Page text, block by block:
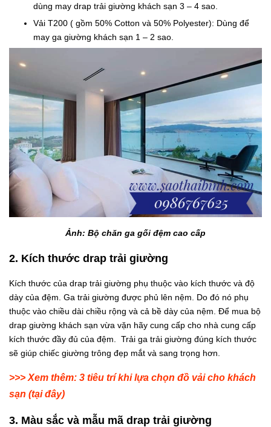
dùng may drap trải giường khách sạn 3 – 4 sao.
Vải T200 ( gồm 50% Cotton và 50% Polyester): Dùng để
may ga giường khách sạn 1 – 2 sao.
Ảnh: Bộ chăn ga gối đệm cao cấp
2. Kích thước drap trải giường
Kích thước của drap trải giường phụ thuộc vào kích thước và độ
dày của đệm. Ga trải giường được phủ lên nệm. Do đó nó phụ
thuộc vào chiều dài chiều rộng và cả bề dày của nệm. Để mua bộ
drap giường khách sạn vừa vặn hãy cung cấp cho nhà cung cấp
kích thước đầy đủ của đệm. Trải ga trải giường đúng kích thước
sẽ giúp chiếc giường trông đẹp mắt và sang trọng hơn.
>>> Xem thêm: 3 tiêu trí khi lựa chọn đồ vải cho khách
sạn (tại đây)
3. Màu sắc và mẫu mã drap trải giường